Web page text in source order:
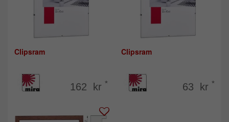
Clipsram
162 kr *
Clipsram
63 kr *